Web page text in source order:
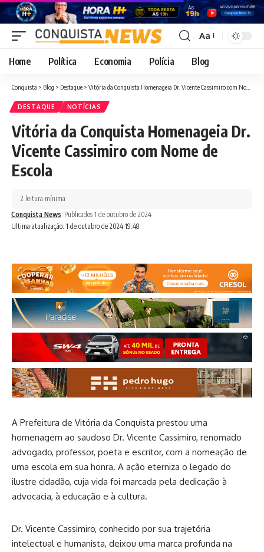
Font
Resizer
Aa
Home Política Economia Polícia Blog
Conquista > Blog > Destaque > Vitória da Conquista Homenageia Dr. Vicente Cassimiro com Nome de Escola
DESTAQUE NOTÍCIAS
Vitória da Conquista Homenageia Dr.
Vicente Cassimiro com Nome de
Escola
Ultima atualização: 1 de outubro de 2024 19:48
Conquista News Publicados 1 de outubro de 2024
2 leitura mínima
A Prefeitura de Vitória da Conquista prestou uma
homenagem ao saudoso Dr. Vicente Cassimiro, renomado
advogado, professor, poeta e escritor, com a nomeação de
uma escola em sua honra. A ação eterniza o legado do
ilustre cidadão, cuja vida foi marcada pela dedicação à
advocacia, à educação e à cultura.
Dr. Vicente Cassimiro, conhecido por sua trajetória
intelectual e humanista, deixou uma marca profunda na